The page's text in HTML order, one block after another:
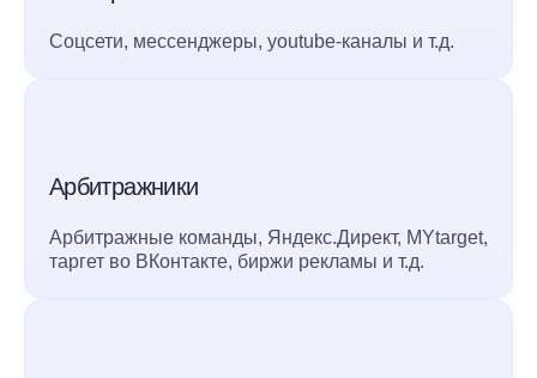
Соцсети, мессенджеры, youtube-каналы и т.д.
Арбитражники
Арбитражные команды, Яндекс.Директ, MYtarget,
таргет во ВКонтакте, биржи рекламы и т.д.